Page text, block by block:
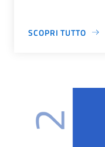
SCOPRI TUTTO